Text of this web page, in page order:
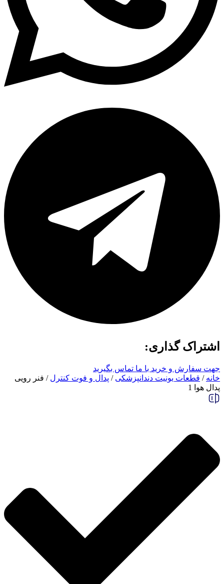
اشتراک گذاری:
جهت سفارش و خرید با ما تماس بگیرید
خانه / قطعات یونیت دندانپزشکی / پدال و فوت کنترل / فنر رویی
پدال هوا 1